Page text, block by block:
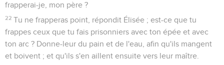
frapperai-je, mon père ?
22 Tu ne frapperas point, répondit Élisée ; est-ce que tu
frappes ceux que tu fais prisonniers avec ton épée et avec
ton arc ? Donne-leur du pain et de l'eau, afin qu'ils mangent
et boivent ; et qu'ils s'en aillent ensuite vers leur maître.